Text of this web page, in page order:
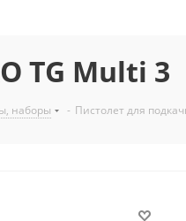
TG Multi 3
наборы - Пистолет для